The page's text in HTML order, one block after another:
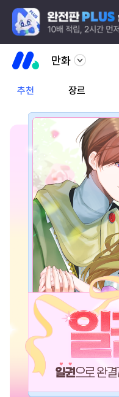
만화
추천 장르